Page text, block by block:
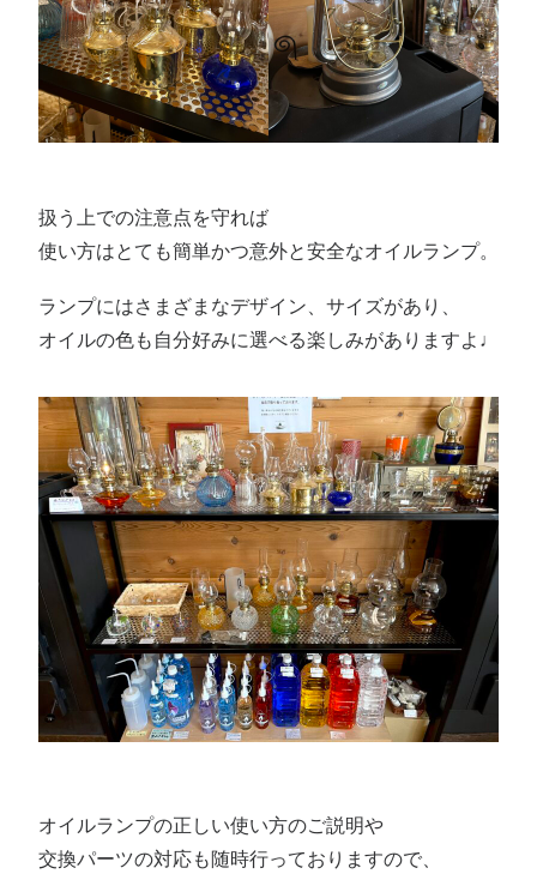
扱う上での注意点を守れば
使い方はとても簡単かつ意外と安全なオイルランプ。
ランプにはさまざまなデザイン、サイズがあり、
オイルの色も自分好みに選べる楽しみがありますよ♩
オイルランプの正しい使い方のご説明や
交換パーツの対応も随時行っておりますので、